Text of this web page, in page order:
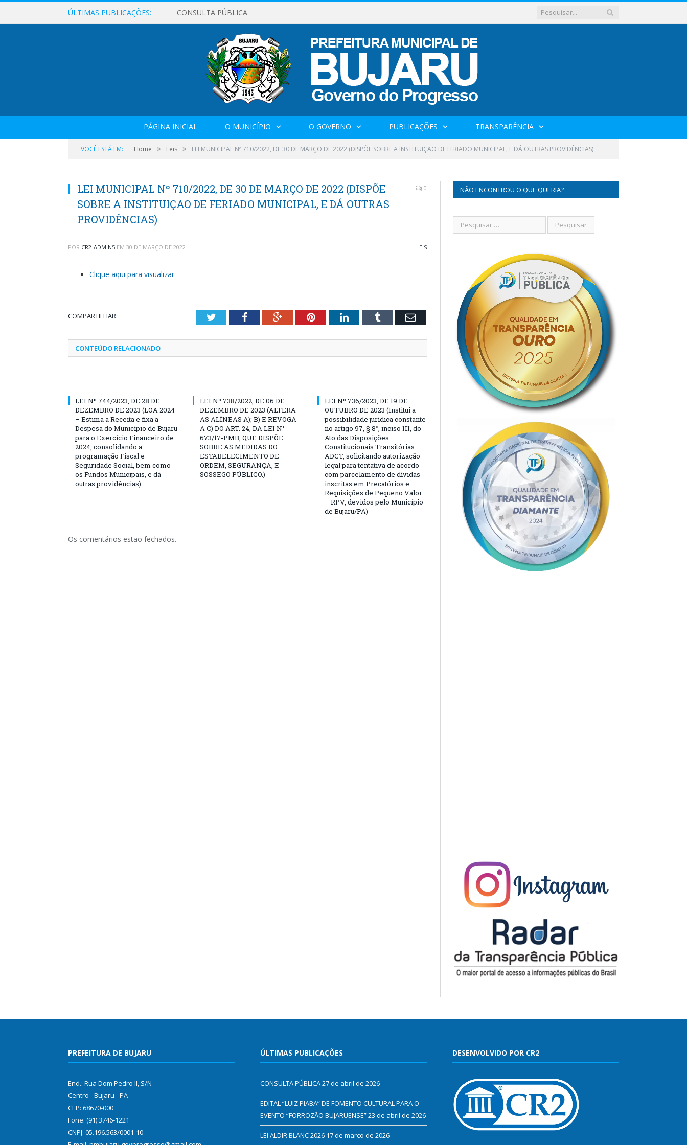
ÚLTIMAS PUBLICAÇÕES: CONSULTA PÚBLICA
PÁGINA INICIAL O MUNICÍPIO O GOVERNO PUBLICAÇÕES TRANSPARÊNCIA
VOCÊ ESTÁ EM: Home » Leis » LEI MUNICIPAL Nº 710/2022, DE 30 DE MARÇO DE 2022 (DISPÕE SOBRE A INSTITUIÇAO DE FERIADO MUNICIPAL, E DÁ OUTRAS PROVIDÊNCIAS)
LEI MUNICIPAL Nº 710/2022, DE 30 DE MARÇO DE 2022 (DISPÕE
SOBRE A INSTITUIÇAO DE FERIADO MUNICIPAL, E DÁ OUTRAS
PROVIDÊNCIAS)
0
POR CR2-ADMIN5 EM 30 DE MARÇO DE 2022 LEIS
Clique aqui para visualizar
COMPARTILHAR: TwitterFacebookGoogle+PinterestLinkedInTumblr Email
CONTEÚDO RELACIONADO
LEI Nº 744/2023, DE 28 DE
DEZEMBRO DE 2023 (LOA 2024
– Estima a Receita e fixa a
Despesa do Município de Bujaru
para o Exercício Financeiro de
2024, consolidando a
programação Fiscal e
Seguridade Social, bem como
os Fundos Municipais, e dá
outras providências)
LEI Nº 738/2022, DE 06 DE
DEZEMBRO DE 2023 (ALTERA
AS ALÍNEAS A); B) E REVOGA
A C) DO ART. 24, DA LEI N°
673/17-PMB, QUE DISPÕE
SOBRE AS MEDIDAS DO
ESTABELECIMENTO DE
ORDEM, SEGURANÇA, E
SOSSEGO PÚBLICO.)
LEI Nº 736/2023, DE 19 DE
OUTUBRO DE 2023 (Institui a
possibilidade jurídica constante
no artigo 97, § 8°, inciso III, do
Ato das Disposições
Constitucionais Transitórias –
ADCT, solicitando autorização
legal para tentativa de acordo
com parcelamento de dívidas
inscritas em Precatórios e
Requisições de Pequeno Valor
– RPV, devidos pelo Município
de Bujaru/PA)
Os comentários estão fechados.
NÃO ENCONTROU O QUE QUERIA?
PREFEITURA DE BUJARU
End.: Rua Dom Pedro II, S/N
Centro - Bujaru - PA
CEP: 68670-000
Fone: (91) 3746-1221
CNPJ: 05.196.563/0001-10
ÚLTIMAS PUBLICAÇÕES
CONSULTA PÚBLICA27 de abril de 2026
EDITAL “LUIZ PIABA” DE FOMENTO CULTURAL PARA O
EVENTO “FORROZÃO BUJARUENSE”23 de abril de 2026
LEI ALDIR BLANC 2026 17 de março de 2026
DESENVOLVIDO POR CR2